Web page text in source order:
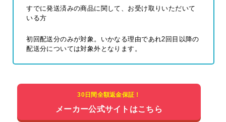
すでに発送済みの商品に関して、お受け取りいただいて
いる方
初回配送分のみが対象。いかなる理由であれ2回目以降の
配送分については対象外となります。
30日間全額返金保証！
メーカー公式サイトはこちら